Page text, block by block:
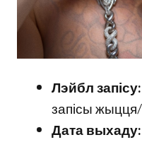
Лэйбл запісу:
запісы
Дата выхаду: